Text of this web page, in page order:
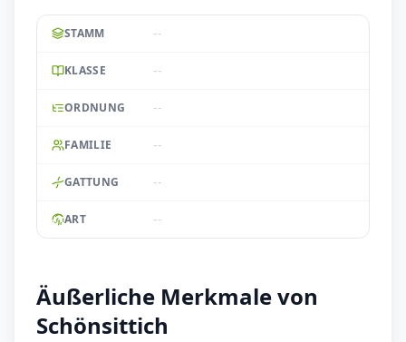
STAMM --
KLASSE --
ORDNUNG --
FAMILIE --
GATTUNG --
ART --
Äußerliche Merkmale von
Schönsittich